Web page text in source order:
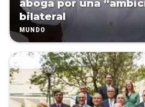
aboga por una
bilateral
MUNDO